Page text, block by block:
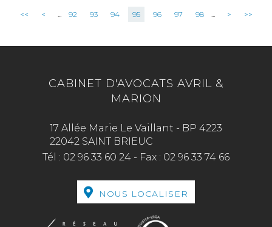
<< < ... 92 93 94 95 96 97 98 ... > >>
CABINET D'AVOCATS AVRIL &
MARION
17 Allée Marie Le Vaillant - BP 4223
22042 SAINT BRIEUC
Tél : 02 96 33 60 24 - Fax : 02 96 33 74 66
NOUS LOCALISER